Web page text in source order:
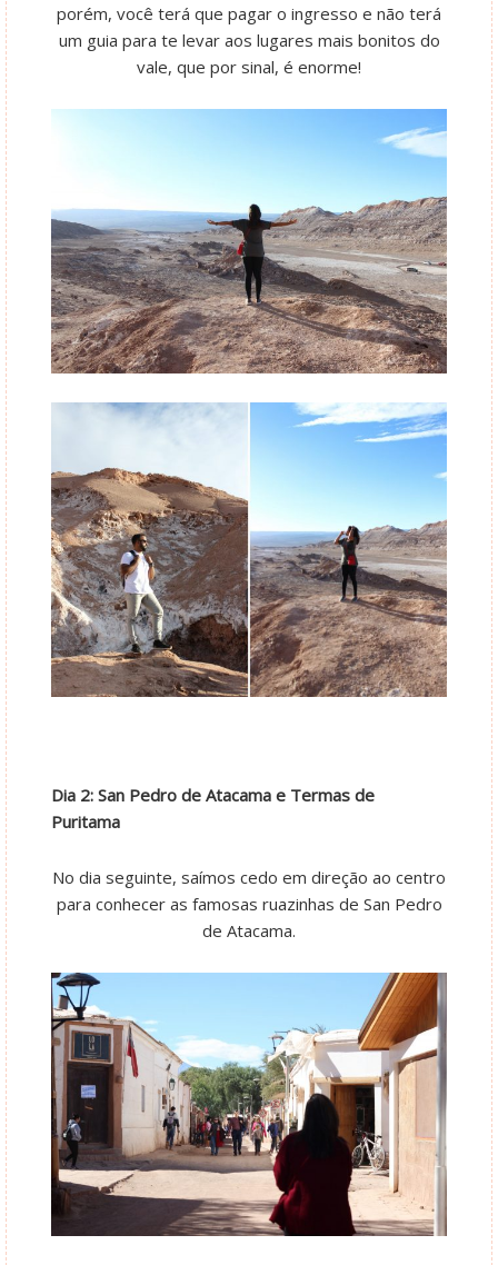
porém, você terá que pagar o ingresso e não terá
um guia para te levar aos lugares mais bonitos do
vale, que por sinal, é enorme!
Dia 2: San Pedro de Atacama e Termas de
Puritama
No dia seguinte, saímos cedo em direção ao centro
para conhecer as famosas ruazinhas de San Pedro
de Atacama.